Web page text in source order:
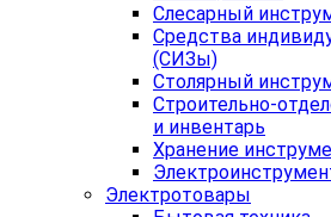
Слесарный
Средства
(СИЗы)
Столярный
Строительно-
и инвентарь
Хранение
Электротовары